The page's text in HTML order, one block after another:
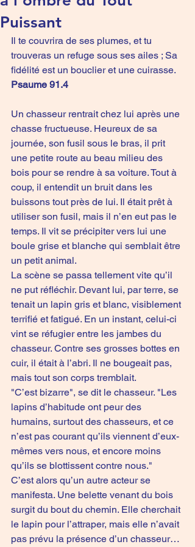
Puissant
Il te couvrira de ses plumes, et tu
trouveras un refuge sous ses ailes ; Sa
fidélité est un bouclier et une cuirasse.
Psaume 91.4
Un chasseur rentrait chez lui après une
chasse fructueuse. Heureux de sa
journée, son fusil sous le bras, il prit
une petite route au beau milieu des
bois pour se rendre à sa voiture. Tout à
coup, il entendit un bruit dans les
buissons tout près de lui. Il était prêt à
utiliser son fusil, mais il n’en eut pas le
temps. Il vit se précipiter vers lui une
boule grise et blanche qui semblait être
un petit animal.
La scène se passa tellement vite qu’il
ne put réfléchir. Devant lui, par terre, se
tenait un lapin gris et blanc, visiblement
terrifié et fatigué. En un instant, celui-ci
vint se réfugier entre les jambes du
chasseur. Contre ses grosses bottes en
cuir, il était à l’abri. Il ne bougeait pas,
mais tout son corps tremblait.
"C’est bizarre", se dit le chasseur. "Les
lapins d’habitude ont peur des
humains, surtout des chasseurs, et ce
n’est pas courant qu’ils viennent d’eux-
mêmes vers nous, et encore moins
qu’ils se blottissent contre nous."
C’est alors qu’un autre acteur se
manifesta. Une belette venant du bois
surgit du bout du chemin. Elle cherchait
le lapin pour l’attraper, mais elle n’avait
pas prévu la présence d’un chasseur…